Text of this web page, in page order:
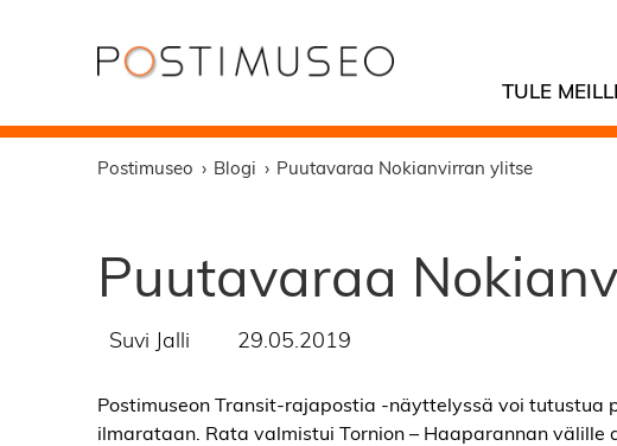
TULE
Postimuseo Blogi Puutavaraa Nokianvirran ylitse
Puutavaraa
Suvi Jalli 29.05.2019
Postimuseon Transit-rajapostia -näyttelyssä voi tutustua
ilmarataan. Rata valmistui Tornion – Haaparannan